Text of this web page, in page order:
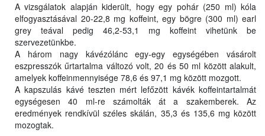
A vizsgálatok alapján kiderült, hogy egy pohár (250 ml) kóla
elfogyasztásával 20-22,8 mg koffeint, egy bögre (300 ml) earl
grey teával pedig 46,2-53,1 mg koffeint vihetünk be
szervezetünkbe.
A három nagy kávézólánc egy-egy egységében vásárolt
eszpresszók űrtartalma változó volt, 20 és 50 ml között alakult,
amelyek koffeinmennyisége 78,6 és 97,1 mg között mozgott.
A kapszulás kávé teszten mért lefőzött kávék koffeintartalmát
egységesen 40 ml-re számolták át a szakemberek. Az
eredmények rendkívül széles skálán, 35,3 és 135,6 mg között
mozogtak.